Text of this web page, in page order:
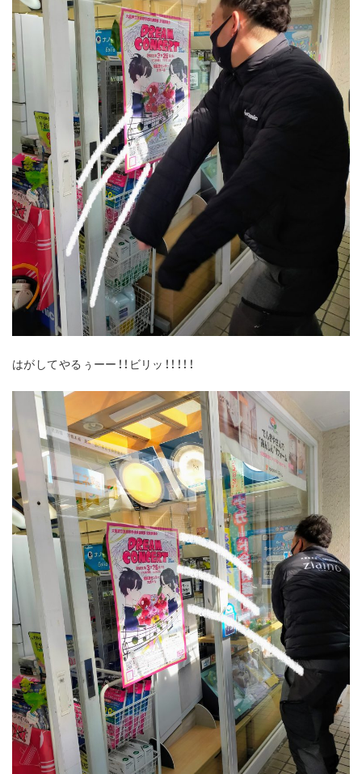
はがしてやるぅーー！！ビリッ！！！！！